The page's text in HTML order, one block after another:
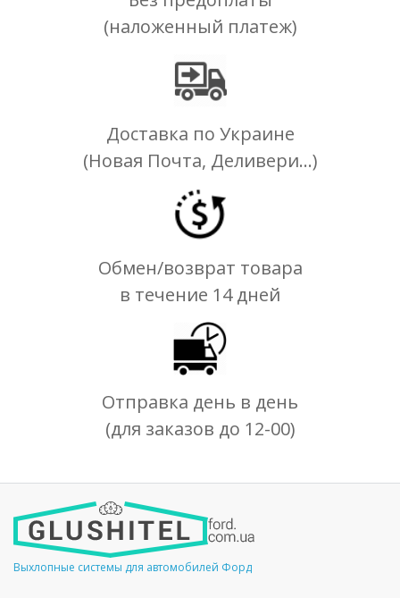
(наложенный платеж)
Доставка по Украине
(Новая Почта, Деливери...)
Обмен/возврат товара
в течение 14 дней
Отправка день в день
(для заказов до 12-00)
Выхлопные системы для автомобилей Форд